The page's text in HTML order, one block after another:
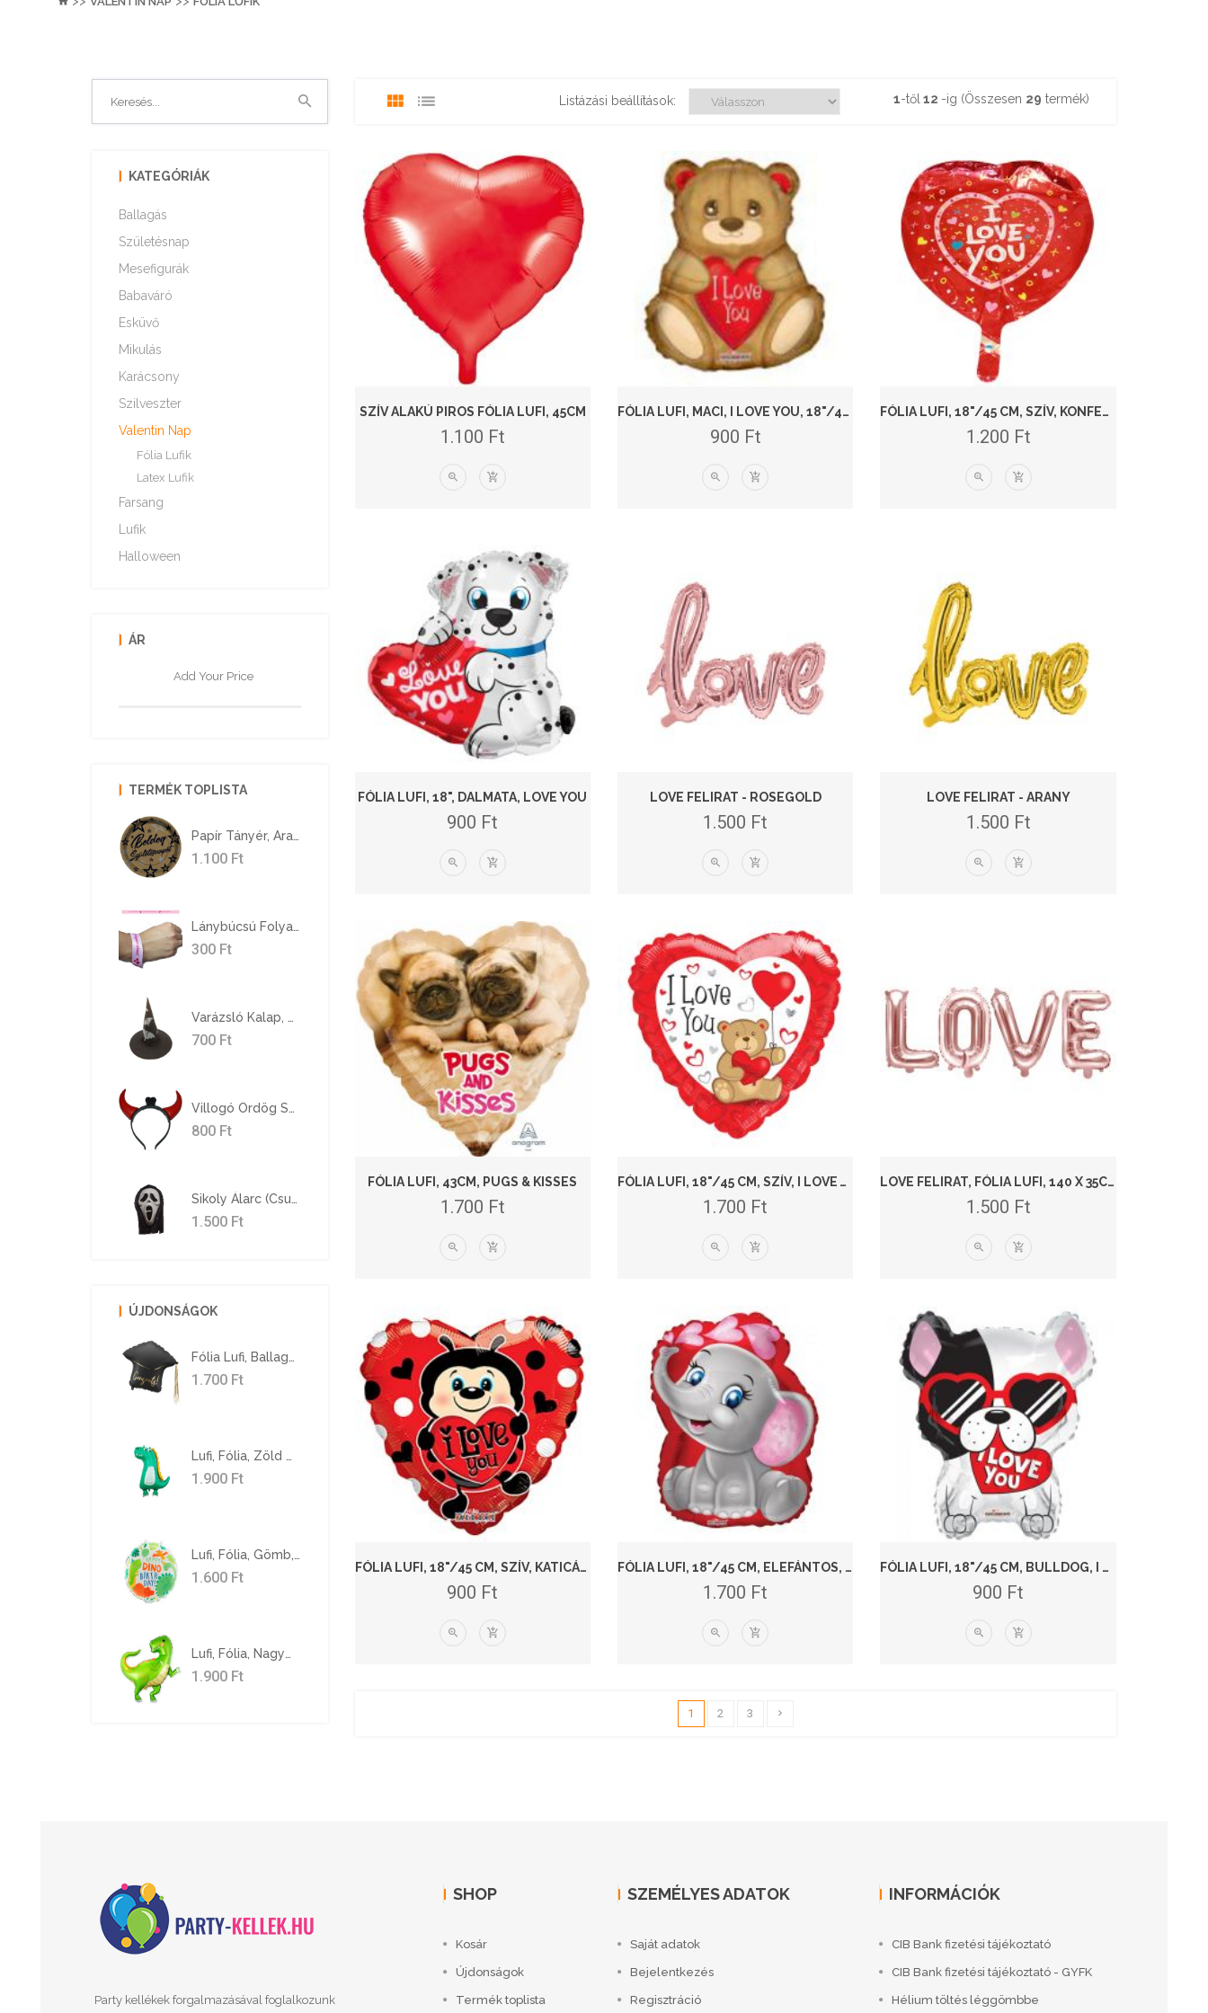
Listázási beállítások: 1-től 12 -ig (Összesen 29 termék)
SZÍV ALAKÚ PIROS FÓLIA LUFI, 45CM
1.100 Ft
FÓLIA LUFI, MACI, I LOVE YOU, 18"/45CM
900 Ft
FÓLIA LUFI, 18"/45 CM, SZÍV, KONFETTI MINTÁVAL, I LOVE YOU
1.200 Ft
FÓLIA LUFI, 18", DALMATA, LOVE YOU
900 Ft
LOVE FELIRAT - ROSEGOLD
1.500 Ft
LOVE FELIRAT - ARANY
1.500 Ft
FÓLIA LUFI, 43CM, PUGS & KISSES
1.700 Ft
FÓLIA LUFI, 18"/45 CM, SZÍV, I LOVE YOU, MACIS
1.700 Ft
LOVE FELIRAT, FÓLIA LUFI, 140 X 35CM, ROSEGOLD
1.500 Ft
FÓLIA LUFI, 18"/45 CM, SZÍV, KATICÁS, I LOVE YOU
900 Ft
FÓLIA LUFI, 18"/45 CM, ELEFÁNTOS, SZERELMES
1.700 Ft
FÓLIA LUFI, 18"/45 CM, BULLDOG, I LOVE YOU
900 Ft
1 2 3
KATEGÓRIÁK
Ballagás
Születésnap
Mesefigurák
Babaváró
Esküvő
Mikulás
Karácsony
Szilveszter
Valentin Nap
Fólia Lufik
Latex Lufik
Farsang
Lufik
Halloween
ÁR
TERMÉK TOPLISTA
Papír Tányér, Arany, Boldog Születésnapot, 23 Cm, 8 Db/cs
1.100 Ft
Lánybúcsú Folyamatban! Rózsaszín Karszalag
300 Ft
700 Ft
800 Ft
1.500 Ft
ÚJDONSÁGOK
Fólia Lufi, Ballagási Kalap Forma, Congrats, 60 X 55 Cm
1.700 Ft
Lufi, Fólia, Zöld Mosolygó Dinoszaurusz, 70 Cm
1.900 Ft
Lufi, Fólia, Gömb, HB Dinoszauruszok, 46 Cm
1.600 Ft
Lufi, Fólia, Nagyméretű Dínó
1.900 Ft
Party kellékek forgalmazásával foglalkozunk
SHOP
Kosár
Újdonságok
Termék toplista
SZEMÉLYES ADATOK
Saját adatok
Bejelentkezés
Regisztráció
INFORMÁCIÓK
CIB Bank fizetési tájékoztató
CIB Bank fizetési tájékoztató - GYFK
Hélium töltés léggömbbe